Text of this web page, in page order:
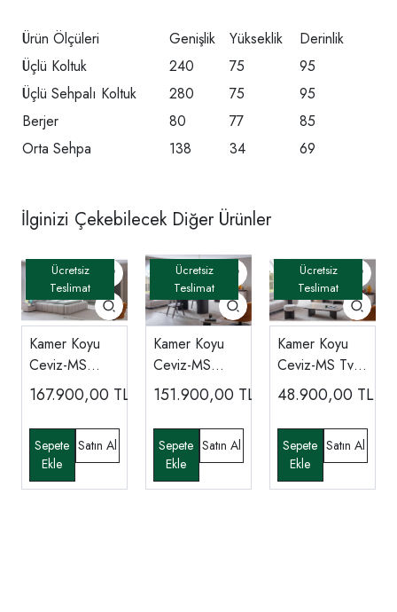
Ürün Ölçüleri Genişlik Yükseklik
Derinlik
Üçlü Koltuk
240 75
95
Üçlü Sehpalı Koltuk
280 75
95
Berjer
80 77
85
Orta Sehpa
138 34 69
İlginizi Çekebilecek Diğer Ürünler
Kamer Koyu
Ceviz-MS
Yatak Odası
167.900,00 TL
Kamer Koyu
Ceviz-MS
Yemek Odası
151.900,00 TL
Kamer Koyu
Ceviz-MS Tv
Ünitesi
48.900,00 TL